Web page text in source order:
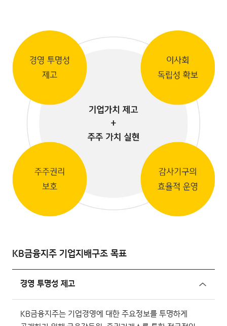
KB금융지주 기업지배구조 목표
경영 투명성 제고
KB금융지주는 기업경영에 대한 주요정보를 투명하게